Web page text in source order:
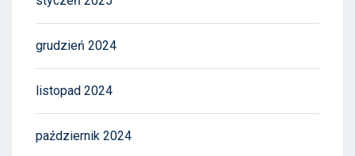
grudzień 2024
listopad 2024
październik 2024